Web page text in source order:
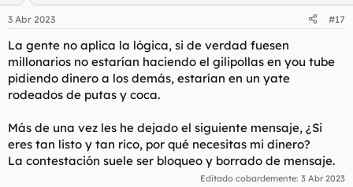
3 Abr 2023 #17
La gente no aplica la lógica, si de verdad fuesen
millonarios no estarían haciendo el gilipollas en you tube
pidiendo dinero a los demás, estarían en un yate
rodeados de putas y coca.
Más de una vez les he dejado el siguiente mensaje, ¿Si
eres tan listo y tan rico, por qué necesitas mi dinero?
La contestación suele ser bloqueo y borrado de mensaje.
Editado cobardemente: 3 Abr 2023